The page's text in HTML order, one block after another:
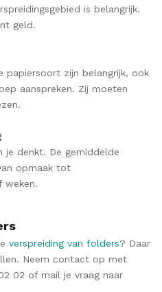
is belangrijk.
geld.
papiersoort zijn belangrijk, ook
aanspreken. Zij moeten
je denkt. De gemiddelde
opmaak tot
weken.
verspreiding van folders? Daar
Neem contact op met
02 of mail je vraag naar